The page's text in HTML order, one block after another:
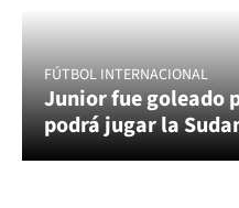
FÚTBOL INTERNACIONAL
Junior fue goleado
podrá jugar la